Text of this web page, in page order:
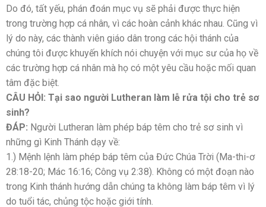
Do đó, tất yếu, phán đoán mục vụ sẽ phải được thực hiện
trong trường hợp cá nhân, vì các hoàn cảnh khác nhau. Cũng vì
lý do này, các thành viên giáo dân trong các hội thánh của
chúng tôi được khuyến khích nói chuyện với mục sư của họ về
các trường hợp cá nhân mà họ có một yêu cầu hoặc mối quan
tâm đặc biệt.
CÂU HỎI: Tại sao người Lutheran làm lễ rửa tội cho trẻ sơ
sinh?
ĐÁP: Người Lutheran làm phép báp têm cho trẻ sơ sinh vì
những gì Kinh Thánh dạy về:
1.) Mệnh lệnh làm phép báp têm của Đức Chúa Trời (Ma-thi-ơ
28:18-20; Mác 16:16; Công vụ 2:38). Không có một đoạn nào
trong Kinh thánh hướng dẫn chúng ta không làm báp têm vì lý
do tuổi tác, chủng tộc hoặc giới tính.